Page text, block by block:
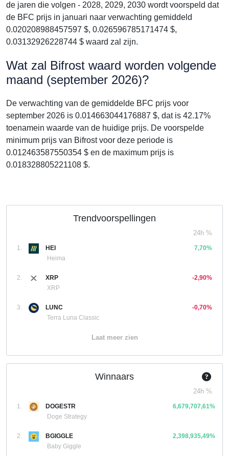
de jaren die volgen - 2028, 2029, 2030 wordt voorspeld dat
de BFC prijs in januari naar verwachting gemiddeld
0.020208988457597 $, 0.026596785171474 $,
0.03132926228744 $ waard zal zijn.
Wat zal Bifrost waard worden volgende
maand (september 2026)?
De verwachting van de gemiddelde BFC prijs voor
september 2026 is 0.014663044176887 $, dat is 42.17%
toenamein waarde van de huidige prijs. De voorspelde
minimum prijs van Bifrost voor deze periode is
0.012463587550354 $ en de maximum prijs is
0.018328805221108 $.
Trendvoorspellingen
24h %
1.
HEI
Heima
7,70%
2.
XRP
XRP
-2,90%
3.
LUNC
Terra Luna Classic
-0,70%
Laat meer zien
Winnaars
24h %
1.
DOGESTR
Doge Strategy
6,679,707,61%
2.
BGIGGLE
Baby Giggle
2,398,935,49%